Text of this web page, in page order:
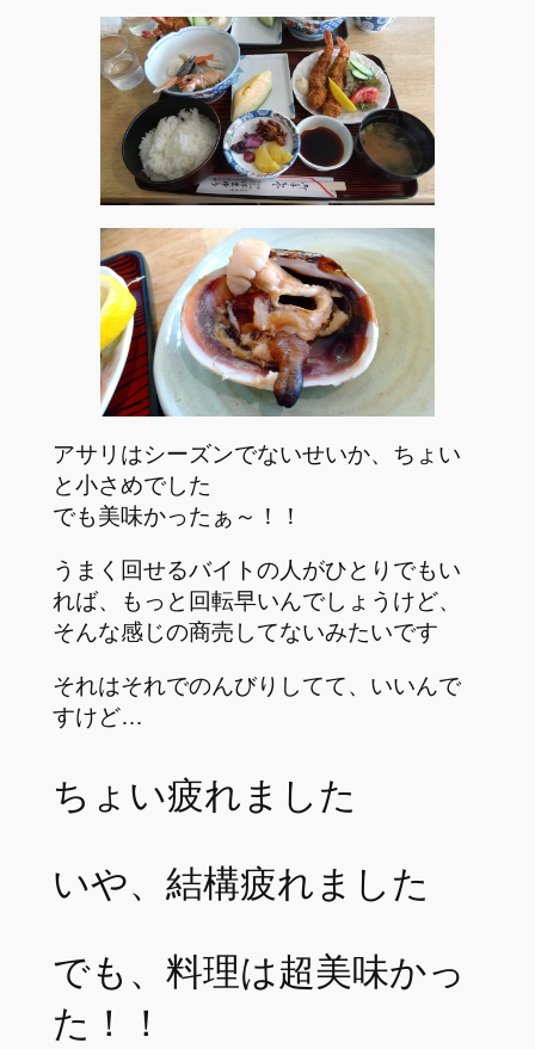
アサリはシーズンでないせいか、ちょい
と小さめでした
でも美味かったぁ～！！
うまく回せるバイトの人がひとりでもい
れば、もっと回転早いんでしょうけど、
そんな感じの商売してないみたいです
それはそれでのんびりしてて、いいんで
すけど…
ちょい疲れました
いや、結構疲れました
でも、料理は超美味かっ
た！！